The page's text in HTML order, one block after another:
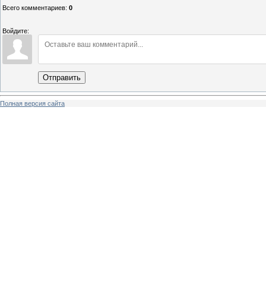
Всего комментариев: 0
Войдите:
Отправить
Полная версия сайта